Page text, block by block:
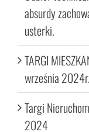
absurdy
usterki.
TARGI
września 2024r.
Targi
2024